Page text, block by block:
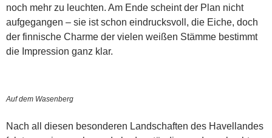
noch mehr zu leuchten. Am Ende scheint der Plan nicht
aufgegangen – sie ist schon eindrucksvoll, die Eiche, doch
der finnische Charme der vielen weißen Stämme bestimmt
die Impression ganz klar.
Auf dem Wasenberg
Nach all diesen besonderen Landschaften des Havellandes